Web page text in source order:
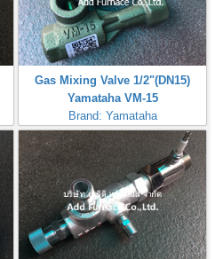
Gas Mixing Valve 1/2"(DN15)
Yamataha VM-15
Brand: Yamataha